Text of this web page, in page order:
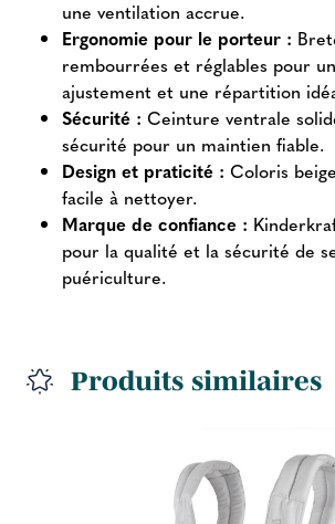
une ventilation accrue.
Ergonomie pour le porteur :
rembourrées et réglables pour
ajustement et une répartition
Sécurité : Ceinture ventrale
sécurité pour un maintien fiable.
Design et praticité : Coloris
facile à nettoyer.
Marque de confiance :
pour la qualité et la sécurité de
puériculture.
Produits similaires